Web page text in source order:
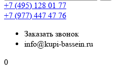
+7 (495) 128 01 77
+7 (977) 447 47 76
Заказать звонок
info@kupi-bassein.ru
0